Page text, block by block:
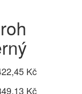
Kč
Kč